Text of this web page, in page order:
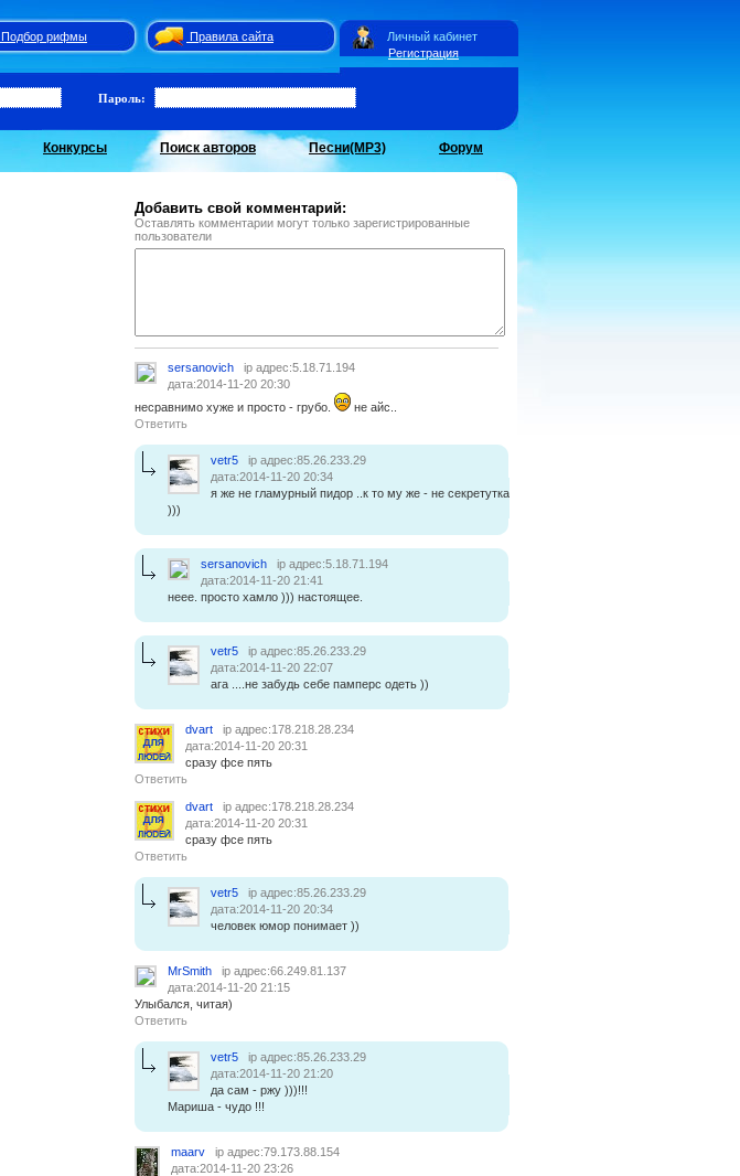
Подбор рифмы
Правила сайта
Регистрация
Личный кабинет
Пароль:
Конкурсы Поиск авторов Песни(MP3) Форум
Добавить свой комментарий:
Оставлять комментарии могут только зарегистрированные
пользователи
sersanovich
ip адрес:5.18.71.194
дата:2014-11-20 20:30
несравнимо хуже и просто - грубо.
не айс..
Ответить
vetr5
ip адрес:85.26.233.29
дата:2014-11-20 20:34
я же не гламурный пидор ..к то му же - не секретутка
)))
sersanovich
ip адрес:5.18.71.194
дата:2014-11-20 21:41
неее. просто хамло ))) настоящее.
vetr5
ip адрес:85.26.233.29
дата:2014-11-20 22:07
ага ....не забудь себе памперс одеть ))
dvart
ip адрес:178.218.28.234
дата:2014-11-20 20:31
сразу фсе пять
Ответить
dvart
ip адрес:178.218.28.234
дата:2014-11-20 20:31
сразу фсе пять
Ответить
vetr5
ip адрес:85.26.233.29
дата:2014-11-20 20:34
человек юмор понимает ))
MrSmith
ip адрес:66.249.81.137
дата:2014-11-20 21:15
Улыбался, читая)
Ответить
vetr5
ip адрес:85.26.233.29
дата:2014-11-20 21:20
да сам - ржу )))!!!
Мариша - чудо !!!
maarv
ip адрес:79.173.88.154
дата:2014-11-20 23:26